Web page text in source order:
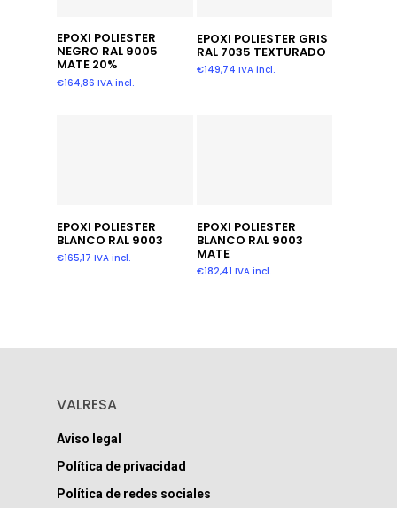
Añadir Al Carrito
EPOXI POLIESTER
NEGRO RAL 9005
MATE 20%
€164,86 IVA incl.
Leer Más
EPOXI POLIESTER GRIS
RAL 7035 TEXTURADO
€149,74 IVA incl.
Añadir Al Carrito
EPOXI POLIESTER
BLANCO RAL 9003
€165,17 IVA incl.
Añadir Al Carrito
EPOXI POLIESTER
BLANCO RAL 9003
MATE
€182,41 IVA incl.
VALRESA
Aviso legal
Política de privacidad
Política de redes sociales